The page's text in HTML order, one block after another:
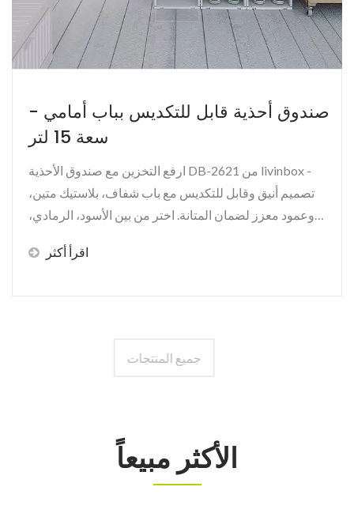
صندوق أحذية قابل للتكديس بباب أمامي -
سعة 15 لتر
ارفع التخزين مع صندوق الأحذية DB-2621 من livinbox -
تصميم أنيق وقابل للتكديس مع باب شفاف، بلاستيك متين،
وعمود معزز لضمان المتانة. اختر من بين الأسود، الرمادي،
اقرأ أكثر
جميع المنتجات
الأكثر مبيعاً